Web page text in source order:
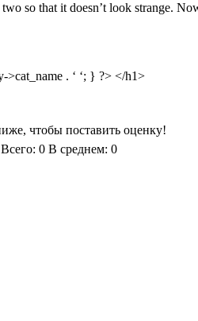
so that it doesn’t look strange.
>cat_name . ‘ ‘; } ?> </h1>
чтобы поставить оценку!
Всего: 0В среднем: 0